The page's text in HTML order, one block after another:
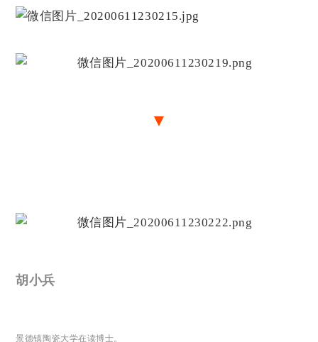
▼
胡小兵
景德镇陶瓷大学在读博士。